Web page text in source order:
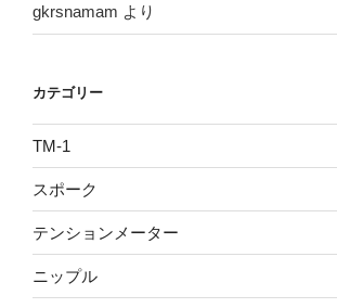
gkrsnamam より
カテゴリー
TM-1
スポーク
テンションメーター
ニップル